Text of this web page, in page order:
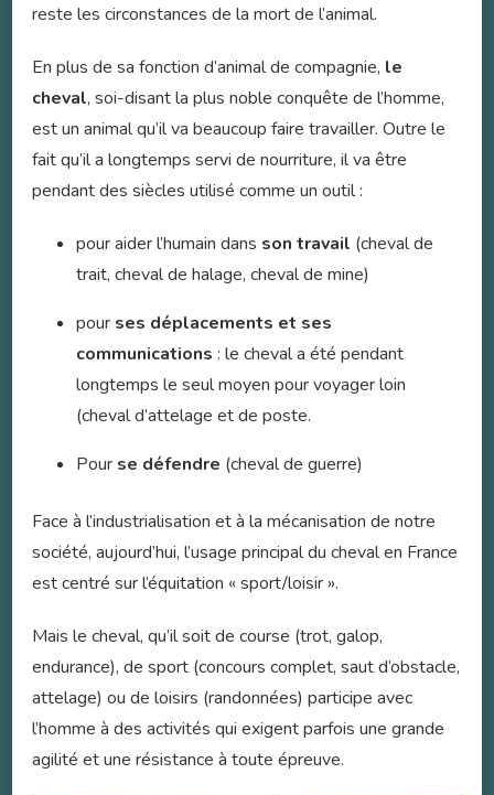
reste les circonstances de la mort de l’animal.
En plus de sa fonction d’animal de compagnie, le
cheval, soi-disant la plus noble conquête de l’homme,
est un animal qu’il va beaucoup faire travailler. Outre le
fait qu’il a longtemps servi de nourriture, il va être
pendant des siècles utilisé comme un outil :
pour aider l’humain dans son travail (cheval de
trait, cheval de halage, cheval de mine)
pour ses déplacements et ses
communications : le cheval a été pendant
longtemps le seul moyen pour voyager loin
(cheval d’attelage et de poste.
Pour se défendre (cheval de guerre)
Face à l’industrialisation et à la mécanisation de notre
société, aujourd’hui, l’usage principal du cheval en France
est centré sur l’équitation « sport/loisir ».
Mais le cheval, qu’il soit de course (trot, galop,
endurance), de sport (concours complet, saut d’obstacle,
attelage) ou de loisirs (randonnées) participe avec
l’homme à des activités qui exigent parfois une grande
agilité et une résistance à toute épreuve.